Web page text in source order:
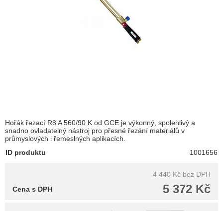
Hořák řezací R8 A 560/90 K od GCE je výkonný, spolehlivý a
snadno ovladatelný nástroj pro přesné řezání materiálů v
průmyslových i řemeslných aplikacích.
ID produktu
1001656
4 440 Kč bez DPH
5 372 Kč
Cena s DPH